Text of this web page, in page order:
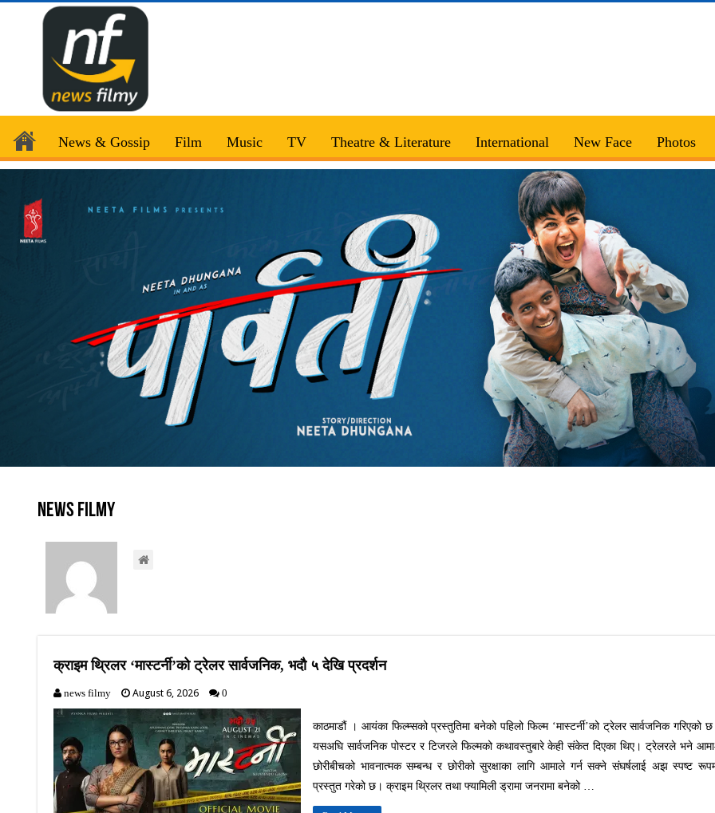
News & Gossip Film Music TV Theatre & Literature International New Face Photos
news filmy
क्राइम थ्रिलर ‘मास्टर्नी’को ट्रेलर सार्वजनिक, भदौ ५ देखि प्रदर्शन
news filmy August 6, 2026 0
काठमाडौं । आयंका फिल्म्सको प्रस्तुतिमा बनेको पहिलो फिल्म ‘मास्टर्नी’को ट्रेलर सार्वजनिक गरिएको
यसअघि सार्वजनिक पोस्टर र टिजरले फिल्मको कथावस्तुबारे केही संकेत दिएका थिए। ट्रेलरले भने
छोरीबीचको भावनात्मक सम्बन्ध र छोरीको सुरक्षाका लागि आमाले गर्न सक्ने संघर्षलाई अझ स्पष्ट
प्रस्तुत गरेको छ। क्राइम थ्रिलर तथा फ्यामिली ड्रामा जनरामा बनेको …